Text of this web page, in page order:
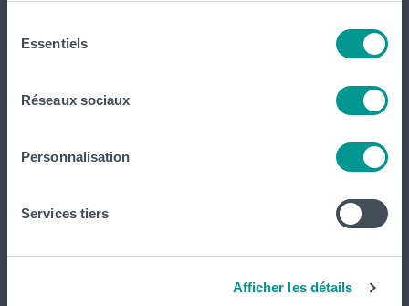
Essentiels
Réseaux sociaux
Personnalisation
Services tiers
Afficher les détails
Le CeREF, Centre de Recherche et de Formation continue